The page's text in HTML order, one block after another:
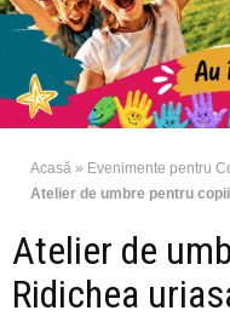
Acasă » Evenimente pentru
Atelier de umbre pentru
Atelier de
Ridichea